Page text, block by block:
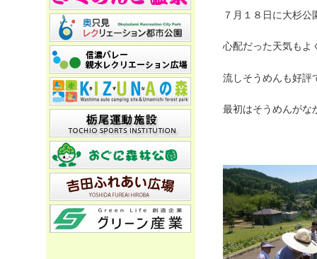
７月１８日に大杉
心配だった天気もよ
流しそうめんも好評
最初はそうめんがな